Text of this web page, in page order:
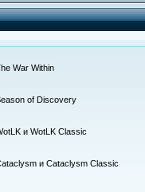
War Within
of Discovery
и WotLK Classic
и Cataclysm Classic